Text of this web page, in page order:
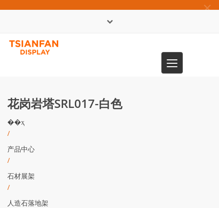
×
Toggle
navigation
花岗岩塔SRL017-白色
��ҳ
/
产品中心
/
石材展架
/
人造石落地架